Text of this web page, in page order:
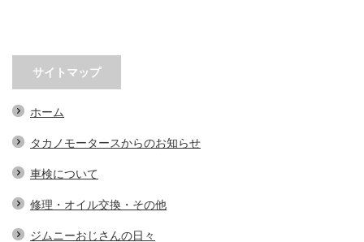
サイトマップ
ホーム
タカノモータースからのお知らせ
車検について
修理・オイル交換・その他
ジムニーおじさんの日々